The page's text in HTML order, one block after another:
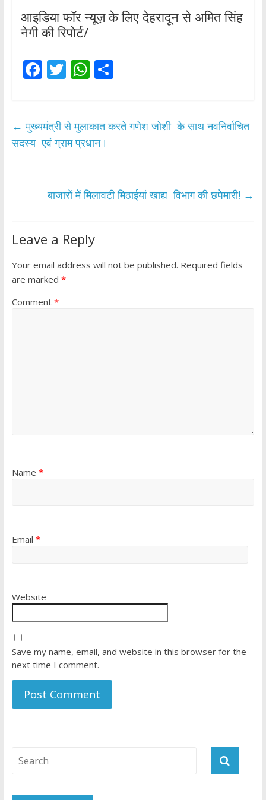
आइडिया फॉर न्यूज़ के लिए देहरादून से अमित सिंह
नेगी की रिपोर्ट/
F
b
o
T
er
W
s
A
S
e
← मुख्यमंत्री से मुलाकात करते गणेश जोशी के साथ नवनिर्वाचित
सदस्य एवं ग्राम प्रधान।
बाजारों में मिलावटी मिठाईयां खाद्य विभाग की छपेमारी! →
Leave a Reply
Your email address will not be published. Required fields
are marked *
Comment *
Name *
Email *
Website
Save my name, email, and website in this browser for the
next time I comment.